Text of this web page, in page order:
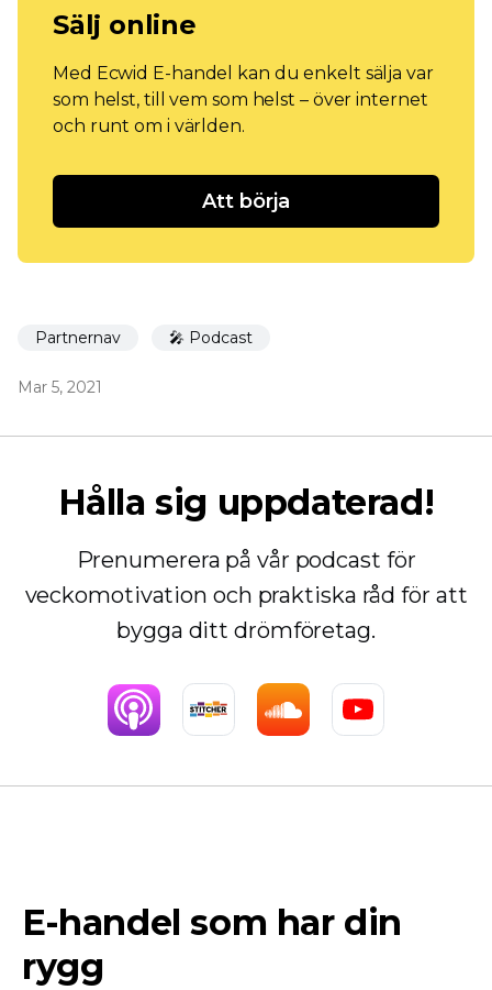
Sälj online
Med Ecwid E-handel kan du enkelt sälja var
som helst, till vem som helst – över internet
och runt om i världen.
Att börja
Partnernav 🎤 Podcast
Mar 5, 2021
Hålla sig uppdaterad!
Prenumerera på vår podcast för
veckomotivation och praktiska råd för att
bygga ditt drömföretag.
E-handel som har din
rygg